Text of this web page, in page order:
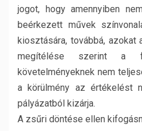
jogot, hogy amennyiben
beérkezett művek
kiosztására, továbbá, azokat
megítélése szerint a
követelményeknek nem
a körülmény az értékelést
pályázatból kizárja.
A zsűri döntése ellen